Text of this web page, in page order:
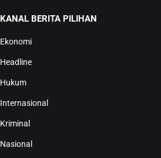
KANAL BERITA PILIHAN
Ekonomi
Headline
Hukum
Internasional
Kriminal
Nasional